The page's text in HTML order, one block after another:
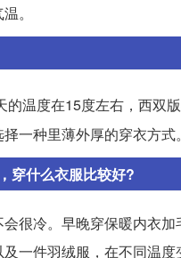
。
的温度在15度左右，西双
一种里薄外厚的穿衣方式。
穿什么衣服比较好?
很冷。早晚穿保暖内衣
一件羽绒服，在不同温度